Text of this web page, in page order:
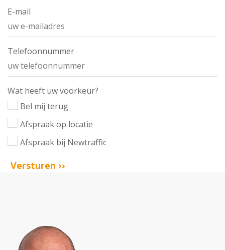
E-mail
Telefoonnummer
Wat heeft uw voorkeur?
Bel mij terug
Afspraak op locatie
Afspraak bij Newtraffic